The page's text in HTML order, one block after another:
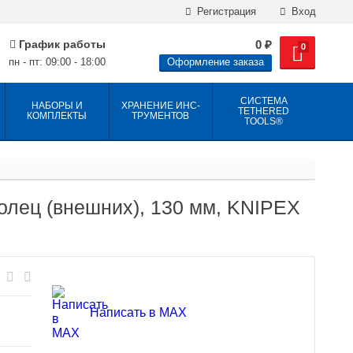
Регистрация Вход
График работы
пн - пт: 09:00 - 18:00
0
0 ₽
Оформление заказа
НАБОРЫ И
КОМПЛЕКТЫ
ХРАНЕНИЕ ИНС­
ТРУ­МЕН­ТОВ
СИСТЕМА
TETHERED
TOOLS®
(внешних), 130 мм, KNIPEX
Написать в MAX